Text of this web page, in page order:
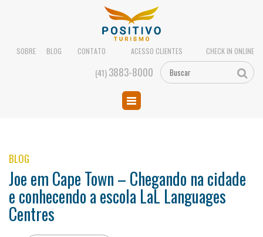
SOBRE BLOG CONTATO ACESSO CLIENTES CHECK IN ONLINE
(41)3883-8000
BLOG
Joe em Cape Town – Chegando na cidade
e conhecendo a escola LaL Languages
Centres